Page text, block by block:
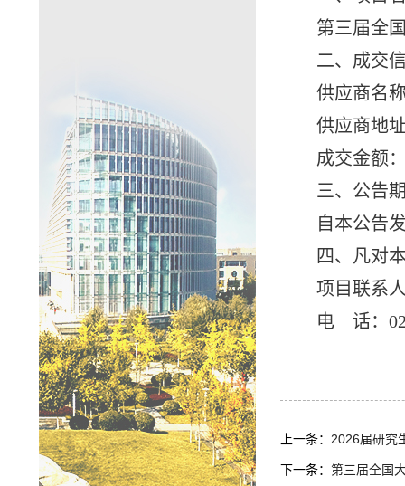
第三届全
二、成交
供应商名
供应商地
成交金额
三、公告
自本公告
四、凡对
项目联系
电 话：
上一条： 2026届研究
下一条： 第三届全国